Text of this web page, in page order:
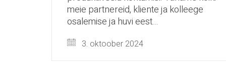
meie partnereid, kliente ja kolleege
osalemise ja huvi eest...
3. oktoober 2024